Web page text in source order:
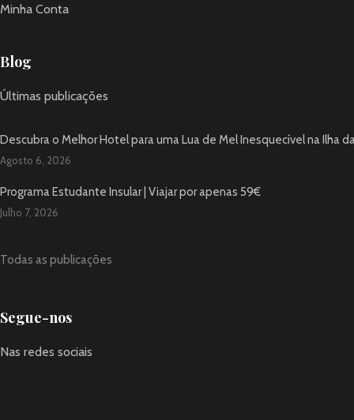
Minha Conta
Blog
Últimas publicações
Descubra o Melhor Hotel para uma Lua de Mel Inesquecível na Ilha
Agosto 6, 2026
Programa Estudante Insular | Viajar por apenas 59€
Julho 7, 2026
Todas as publicações
Segue-nos
Nas redes sociais